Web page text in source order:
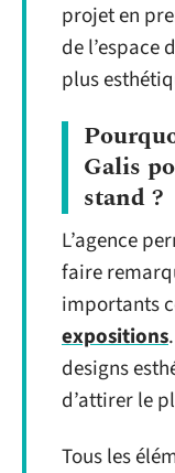
projet en
de l’espace
plus
Galis
stand ?
L’agence
faire
importants
expositions
designs
d’attirer le
Tous les